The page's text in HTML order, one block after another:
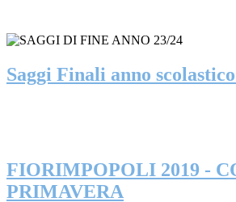
Saggi Finali anno
FIORIMPOPOLI 2019 -
PRIMAVERA